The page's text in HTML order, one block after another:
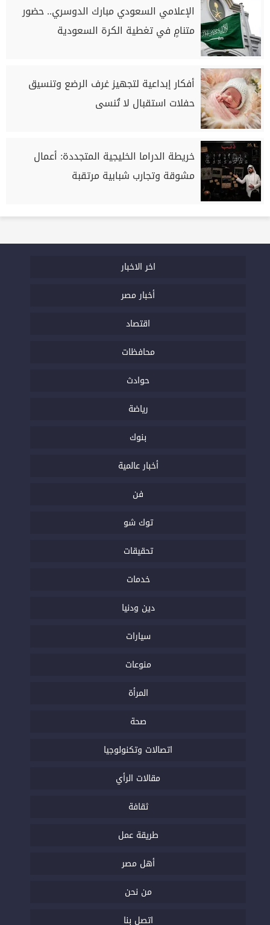
الإعلامي السعودي مبارك الدوسري.. حضور
متنامٍ في تغطية الكرة السعودية
أفكار إبداعية لتجهيز غرف الرضع وتنسيق
حفلات استقبال لا تُنسى
خريطة الدراما الخليجية المتجددة: أعمال
مشوقة وتجارب شبابية مرتقبة
اخر الاخبار
أخبار مصر
اقتصاد
محافظات
حوادث
رياضة
بنوك
أخبار عالمية
فن
توك شو
تحقيقات
خدمات
دين ودنيا
سيارات
منوعات
المرأة
صحة
اتصالات وتكنولوجيا
مقالات الرأي
ثقافة
طريقة عمل
أهل مصر
من نحن
اتصل بنا